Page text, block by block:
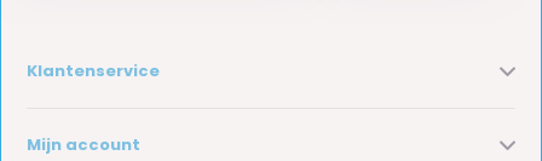
Klantenservice
Mijn account